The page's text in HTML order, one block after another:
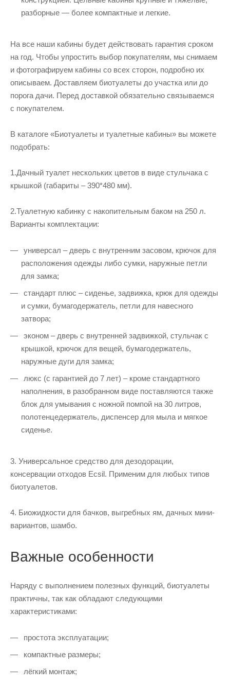
разборные — более компактные и легкие.
На все наши кабины будет действовать гарантия сроком
на год. Чтобы упростить выбор покупателям, мы снимаем
и фотографируем кабины со всех сторон, подробно их
описываем. Доставляем биотуалеты до участка или до
порога дачи. Перед доставкой обязательно связываемся
с покупателем.
В каталоге «Биотуалеты и туалетные кабины» вы можете
подобрать:
1.Дачный туалет нескольких цветов в виде стульчака с
крышкой (габариты – 390*480 мм).
2.Туалетную кабинку с накопительным баком на 250 л.
Варианты комплектации:
универсал – дверь с внутренним засовом, крючок для
расположения одежды либо сумки, наружные петли
для замка;
стандарт плюс – сиденье, задвижка, крюк для одежды
и сумки, бумагодержатель, петли для навесного
затвора;
эконом – дверь с внутренней задвижкой, стульчак с
крышкой, крючок для вещей, бумагодержатель,
наружные дуги для замка;
люкс (с гарантией до 7 лет) – кроме стандартного
наполнения, в разобранном виде поставляются также
блок для умывания с ножной помпой на 30 литров,
полотенцедержатель, диспенсер для мыла и мягкое
сиденье.
3. Универсальное средство для дезодорации,
консервации отходов Ecsil. Применим для любых типов
биотуалетов.
4. Биожидкости для бачков, выгребных ям, дачных мини-
вариантов, шамбо.
Важные особенности
Наряду с выполнением полезных функций, биотуалеты
практичны, так как обладают следующими
характеристиками:
простота эксплуатации;
компактные размеры;
лёгкий монтаж;